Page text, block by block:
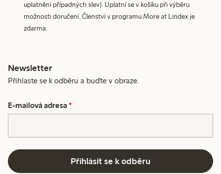
uplatnění případných slev). Uplatní se v košíku při výběru
možnosti doručení. Členství v programu More at Lindex je
zdarma.
Newsletter
Přihlaste se k odběru a buďte v obraze.
E-mailová adresa *
Přihlásit se k odběru